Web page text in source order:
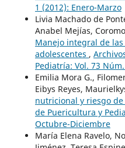
1 (2012): Enero-Marzo
Livia Machado de
Anabel Mejías,
Manejo integral de
adolescentes ,
Pediatría: Vol. 73
Emilia Mora G.,
Eibys Reyes,
nutricional y riesgo de
de Puericultura y
Octubre-Diciembre
María Elena Ravelo,